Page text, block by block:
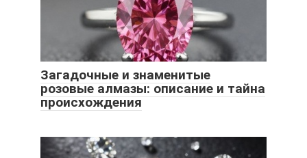
Загадочные и знаменитые
розовые алмазы: описание и тайна
происхождения